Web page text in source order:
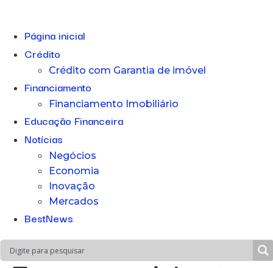
Página inicial
Crédito
Crédito com Garantia de imóvel
Financiamento
Financiamento Imobiliário
Educação Financeira
Notícias
Negócios
Economia
Inovação
Mercados
BestNews